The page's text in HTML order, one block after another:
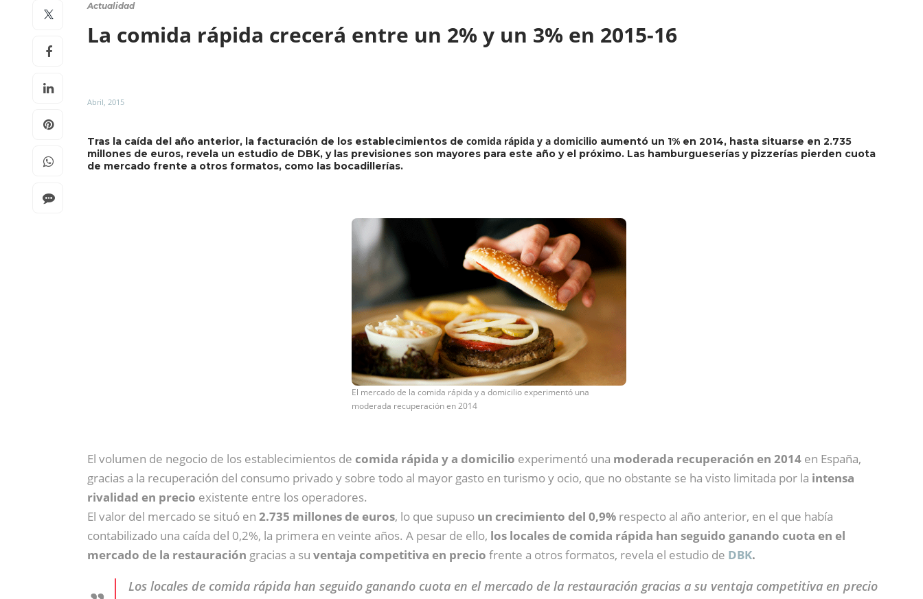
Actualidad
La comida rápida crecerá entre un 2% y un 3% en 2015-16
Abril, 2015
Tras la caída del año anterior, la facturación de los establecimientos de comida rápida y a domicilio aumentó un 1% en 2014, hasta situarse en 2.735
millones de euros, revela un estudio de DBK, y las previsiones son mayores para este año y el próximo. Las hamburgueserías y pizzerías pierden cuota
de mercado frente a otros formatos, como las bocadillerías.
El mercado de la comida rápida y a domicilio experimentó una
moderada recuperación en 2014
El volumen de negocio de los establecimientos de comida rápida y a domicilio experimentó una moderada recuperación en 2014 en España,
gracias a la recuperación del consumo privado y sobre todo al mayor gasto en turismo y ocio, que no obstante se ha visto limitada por la intensa
rivalidad en precio existente entre los operadores.
El valor del mercado se situó en 2.735 millones de euros, lo que supuso un crecimiento del 0,9% respecto al año anterior, en el que había
contabilizado una caída del 0,2%, la primera en veinte años. A pesar de ello, los locales de comida rápida han seguido ganando cuota en el
mercado de la restauración gracias a su ventaja competitiva en precio frente a otros formatos, revela el estudio de DBK.
Los locales de comida rápida han seguido ganando cuota en el mercado de la restauración gracias a su ventaja competitiva en precio